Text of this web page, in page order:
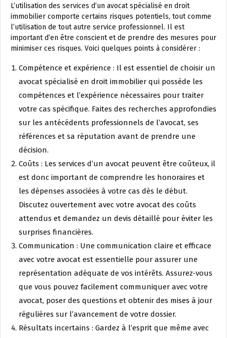
L’utilisation des services d’un avocat spécialisé en droit
immobilier comporte certains risques potentiels, tout comme
l’utilisation de tout autre service professionnel. Il est
important d’en être conscient et de prendre des mesures pour
minimiser ces risques. Voici quelques points à considérer :
Compétence et expérience : Il est essentiel de choisir un
avocat spécialisé en droit immobilier qui possède les
compétences et l’expérience nécessaires pour traiter
votre cas spécifique. Faites des recherches approfondies
sur les antécédents professionnels de l’avocat, ses
références et sa réputation avant de prendre une
décision.
Coûts : Les services d’un avocat peuvent être coûteux, il
est donc important de comprendre les honoraires et
les dépenses associées à votre cas dès le début.
Discutez ouvertement avec votre avocat des coûts
attendus et demandez un devis détaillé pour éviter les
surprises financières.
Communication : Une communication claire et efficace
avec votre avocat est essentielle pour assurer une
représentation adéquate de vos intérêts. Assurez-vous
que vous pouvez facilement communiquer avec votre
avocat, poser des questions et obtenir des mises à jour
régulières sur l’avancement de votre dossier.
Résultats incertains : Gardez à l’esprit que même avec